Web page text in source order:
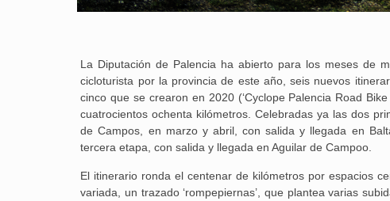
La Diputación de Palencia ha abierto para los meses de
cicloturista por la provincia de este año, seis nuevos
cinco que se crearon en 2020 (‘Cyclope Palencia Road
cuatrocientos ochenta kilómetros. Celebradas ya las dos
de Campos, en marzo y abril, con salida y llegada en
tercera etapa, con salida y llegada en Aguilar de Campoo.
El itinerario ronda el centenar de kilómetros por espacios
variada, un trazado ‘rompepiernas’, que plantea varias